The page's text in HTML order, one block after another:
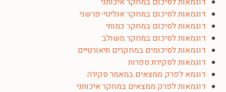
דוגמאות לסיכום במחקר אנליטי-פרשני
דוגמאות לסיכום במחקר כמותי
דוגמאות לסיכום במחקר משולב
דוגמאות לסיכומים במחקרים תיאורטיים
דוגמאות לסקירת ספרות
דוגמא לפרק ממצאים במאמר סקירה
דוגמאות לפרק ממצאים במחקר איכותני